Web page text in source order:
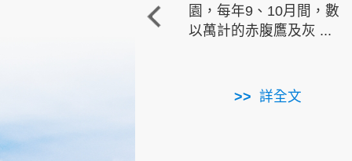
園，每年9、10月間，數
以萬計的赤腹鷹及灰 ...
詳全文